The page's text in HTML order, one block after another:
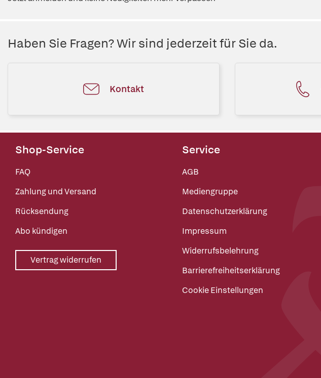
Haben Sie Fragen? Wir sind jederzeit für Sie da.
Kontakt
Shop-Service
FAQ
Zahlung und Versand
Rücksendung
Abo kündigen
Vertrag widerrufen
Service
AGB
Mediengruppe
Datenschutzerklärung
Impressum
Widerrufsbelehrung
Barrierefreiheitserklärung
Cookie Einstellungen